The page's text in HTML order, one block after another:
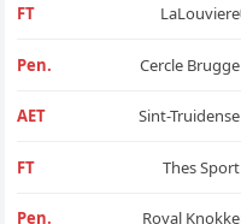
FT LaLouviere
Pen. Cercle Brugge
AET Sint-Truidense
FT Thes Sport
Pen. Royal Knokke